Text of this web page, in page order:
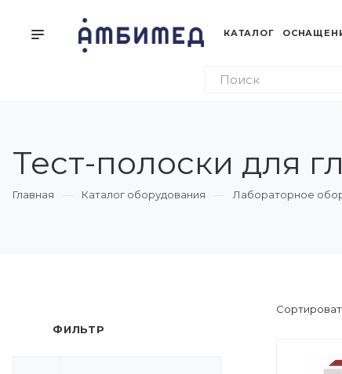
КАТАЛОГ
Тест-полоски для
Главная Каталог оборудования Лабораторное
ФИЛЬТР